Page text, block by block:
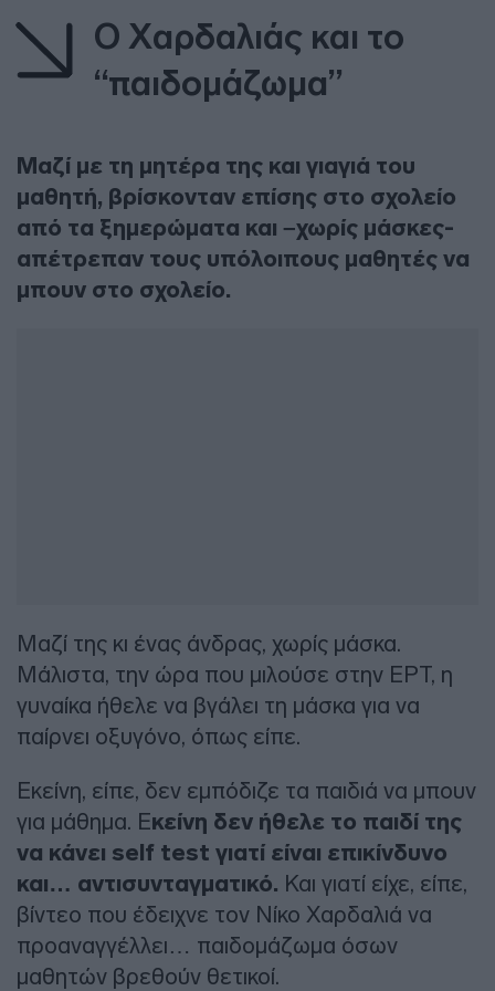
O Xαρδαλιάς και το
“παιδομάζωμα”
Μαζί με τη μητέρα της και γιαγιά του
μαθητή, βρίσκονταν επίσης στο σχολείο
από τα ξημερώματα και –χωρίς μάσκες-
απέτρεπαν τους υπόλοιπους μαθητές να
μπουν στο σχολείο.
Μαζί της κι ένας άνδρας, χωρίς μάσκα.
Μάλιστα, την ώρα που μιλούσε στην ΕΡΤ, η
γυναίκα ήθελε να βγάλει τη μάσκα για να
παίρνει οξυγόνο, όπως είπε.
Εκείνη, είπε, δεν εμπόδιζε τα παιδιά να μπουν
για μάθημα. Εκείνη δεν ήθελε το παιδί της
να κάνει self test γιατί είναι επικίνδυνο
και… αντισυνταγματικό. Και γιατί είχε, είπε,
βίντεο που έδειχνε τον Νίκο Χαρδαλιά να
προαναγγέλλει… παιδομάζωμα όσων
μαθητών βρεθούν θετικοί.